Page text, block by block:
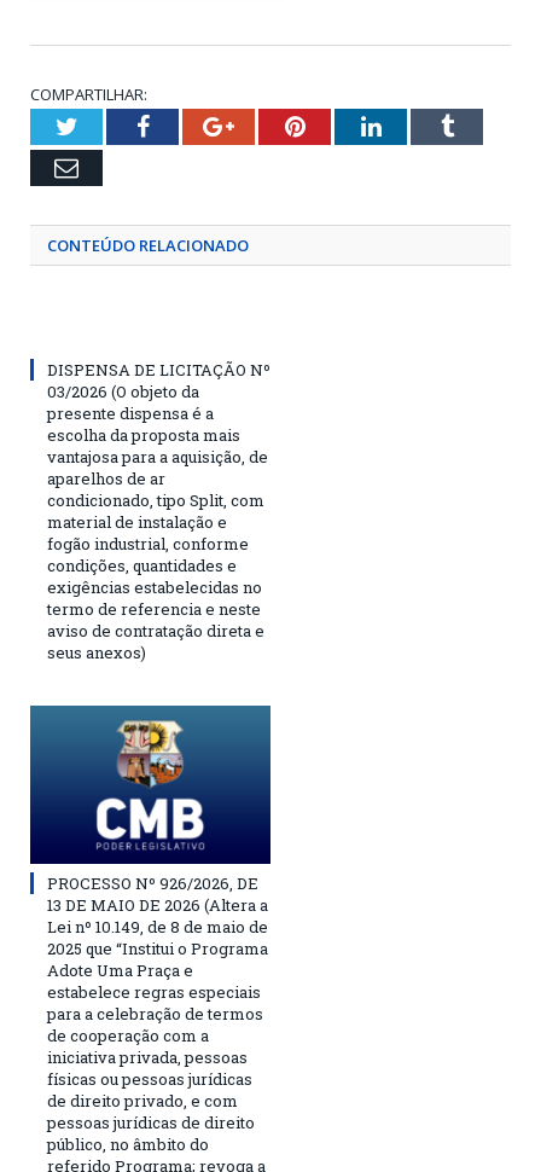
COMPARTILHAR:
TwitterFacebookGoogle+PinterestLinkedInTumblr
Email
CONTEÚDO RELACIONADO
DISPENSA DE LICITAÇÃO Nº
03/2026 (O objeto da
presente dispensa é a
escolha da proposta mais
vantajosa para a aquisição, de
aparelhos de ar
condicionado, tipo Split, com
material de instalação e
fogão industrial, conforme
condições, quantidades e
exigências estabelecidas no
termo de referencia e neste
aviso de contratação direta e
seus anexos)
PROCESSO Nº 926/2026, DE
13 DE MAIO DE 2026 (Altera a
Lei nº 10.149, de 8 de maio de
2025 que “Institui o Programa
Adote Uma Praça e
estabelece regras especiais
para a celebração de termos
de cooperação com a
iniciativa privada, pessoas
físicas ou pessoas jurídicas
de direito privado, e com
pessoas jurídicas de direito
público, no âmbito do
referido Programa; revoga a